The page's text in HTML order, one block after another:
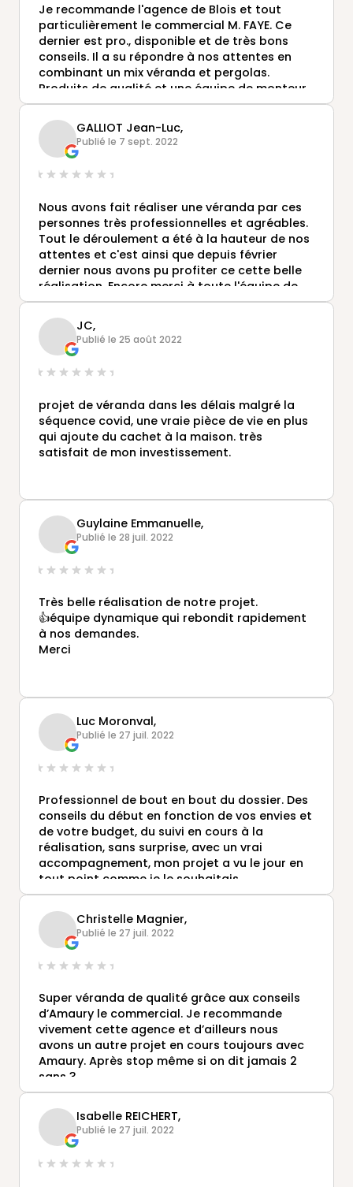
Je recommande l'agence de Blois et tout
particulièrement le commercial M. FAYE. Ce
dernier est pro., disponible et de très bons
conseils. Il a su répondre à nos attentes en
combinant un mix véranda et pergolas.
Produits de qualité et une équipe de monteur
au top (agréable et chantier propre). Petit
conseil pour éviter de vous retrouver avec 6
télécommandes comme nous, investissez
dans une Tahoma Switch de Somfy (environ
200 Euros) pour tout piloter depuis le
smartphone.
GALLIOT Jean-Luc,
Publié le 7 sept. 2022
Nous avons fait réaliser une véranda par ces
personnes très professionnelles et agréables.
Tout le déroulement a été à la hauteur de nos
attentes et c'est ainsi que depuis février
dernier nous avons pu profiter ce cette belle
réalisation. Encore merci à toute l'équipe de
Véranda Rideau, nous sommes très satisfaits.
JC,
Publié le 25 août 2022
projet de véranda dans les délais malgré la
séquence covid, une vraie pièce de vie en plus
qui ajoute du cachet à la maison. très
satisfait de mon investissement.
Guylaine Emmanuelle,
Publié le 28 juil. 2022
Très belle réalisation de notre projet.
👍équipe dynamique qui rebondit rapidement
à nos demandes.
Merci
Luc Moronval,
Publié le 27 juil. 2022
Professionnel de bout en bout du dossier. Des
conseils du début en fonction de vos envies et
de votre budget, du suivi en cours à la
réalisation, sans surprise, avec un vrai
accompagnement, mon projet a vu le jour en
tout point comme je le souhaitais.
Il ne reste plus qu'à profiter avec un bon livre
dans un salon de jardin ;)
Christelle Magnier,
Publié le 27 juil. 2022
Super véranda de qualité grâce aux conseils
d’Amaury le commercial. Je recommande
vivement cette agence et d’ailleurs nous
avons un autre projet en cours toujours avec
Amaury. Après stop même si on dit jamais 2
sans 3
Isabelle REICHERT,
Publié le 27 juil. 2022